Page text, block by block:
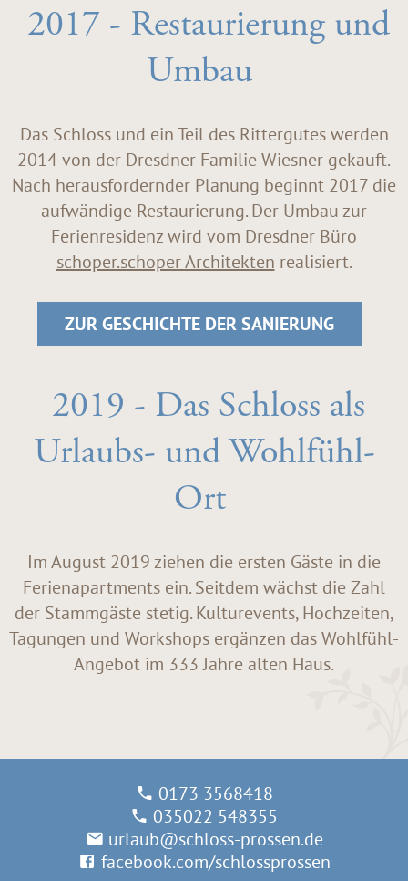
2017 - Restaurierung und
Umbau
Das Schloss und ein Teil des Rittergutes werden
2014 von der Dresdner Familie Wiesner gekauft.
Nach herausfordernder Planung beginnt 2017 die
aufwändige Restaurierung. Der Umbau zur
Ferienresidenz wird vom Dresdner Büro
schoper.schoper Architekten realisiert.
ZUR GESCHICHTE DER SANIERUNG
2019 - Das Schloss als
Urlaubs- und Wohlfühl-
Ort
Im August 2019 ziehen die ersten Gäste in die
Ferienapartments ein. Seitdem wächst die Zahl
der Stammgäste stetig. Kulturevents, Hochzeiten,
Tagungen und Workshops ergänzen das Wohlfühl-
Angebot im 333 Jahre alten Haus.
0173 3568418
035022 548355
urlaub@schloss-prossen.de
facebook.com/schlossprossen